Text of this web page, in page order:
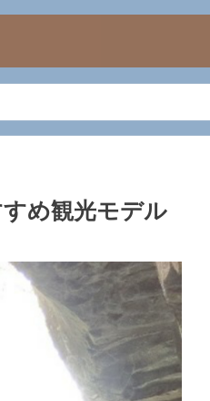
め観光モデル